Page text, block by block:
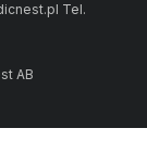
Tel.
AB